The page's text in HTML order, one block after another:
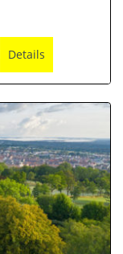
Details